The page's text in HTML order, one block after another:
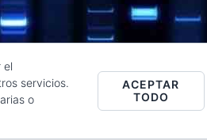
- Derechos reservados© 2026 ·
el
servicios.
o
ACEPTAR
TODO